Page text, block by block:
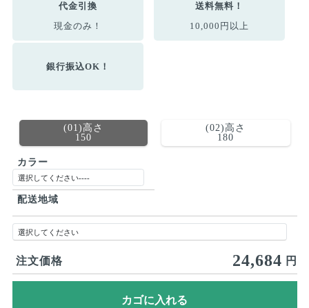
代金引換
現金のみ！
送料無料！
10,000円以上
銀行振込OK！
(01)高さ
150
(02)高さ
180
カラー
配送地域
注文価格 24,684 円